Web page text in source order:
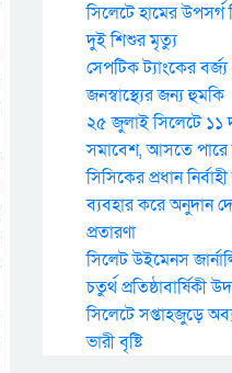
সিলেটে হামের
দুই শিশুর মৃত্যু
সেপটিক ট্যাংকের বর্জ্য
জনস্বাস্থ্যের জন্য হুমকি
২৫ জুলাই সিলেটে ১১
সমাবেশ, আসতে পারে
সিসিকের প্রধান
ব্যবহার করে অনুদান
প্রতারণা
সিলেট উইমেনস
চতুর্থ প্রতিষ্ঠাবার্ষিকী
সিলেটে সপ্তাহজুড়ে
ভারী বৃষ্টি